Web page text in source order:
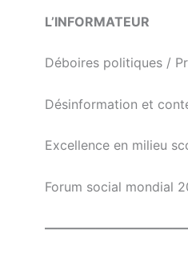
L’INFORMATEUR
Déboires politiques /
Désinformation et
Excellence en milieu
Forum social mondial